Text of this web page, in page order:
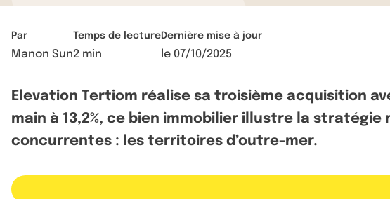
Par
Manon Sun
Temps de lecture
2 min
Dernière mise à jour
le 07/10/2025
Elevation Tertiom réalise sa troisième acquisition
main à 13,2%, ce bien immobilier illustre la
concurrentes : les territoires d’outre-mer.